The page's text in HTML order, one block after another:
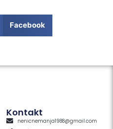
Facebook
Kontakt
nenicnemanja1988@gmail.com